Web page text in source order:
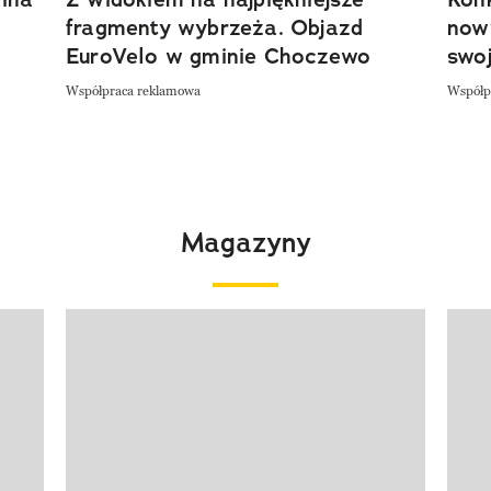
fragmenty wybrzeża. Objazd
EuroVelo w gminie Choczewo
Współpraca reklamowa
Magazyny